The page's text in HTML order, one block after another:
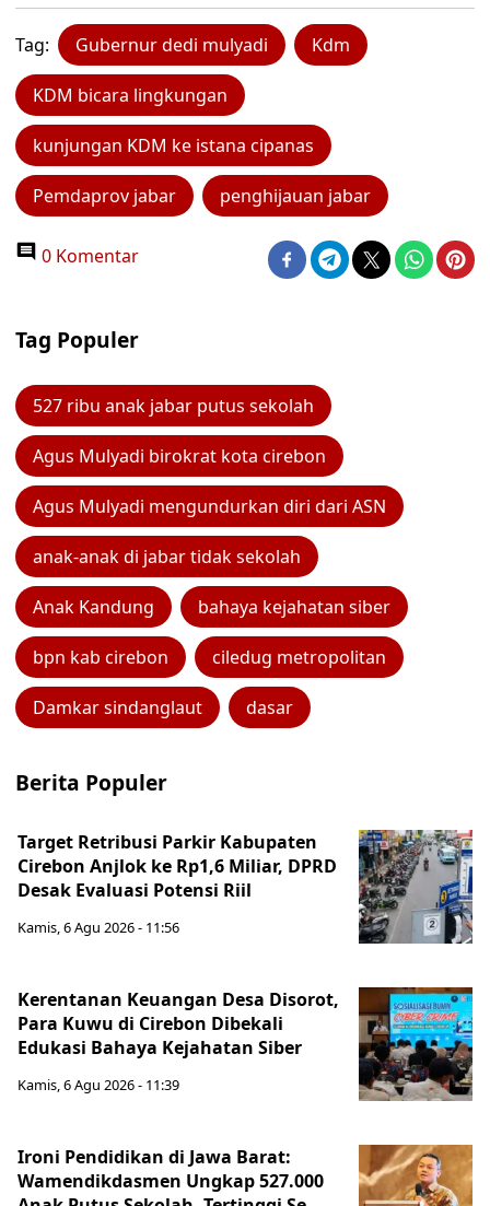
Tag: Gubernur dedi mulyadi Kdm
KDM bicara lingkungan
kunjungan KDM ke istana cipanas
Pemdaprov jabar penghijauan jabar
0 Komentar
Tag Populer
527 ribu anak jabar putus sekolah
Agus Mulyadi birokrat kota cirebon
Agus Mulyadi mengundurkan diri dari ASN
anak-anak di jabar tidak sekolah
Anak Kandung bahaya kejahatan siber
bpn kab cirebon ciledug metropolitan
Damkar sindanglaut dasar
Berita Populer
Target Retribusi Parkir Kabupaten
Cirebon Anjlok ke Rp1,6 Miliar, DPRD
Desak Evaluasi Potensi Riil
Kamis, 6 Agu 2026 - 11:56
Kerentanan Keuangan Desa Disorot,
Para Kuwu di Cirebon Dibekali
Edukasi Bahaya Kejahatan Siber
Kamis, 6 Agu 2026 - 11:39
Ironi Pendidikan di Jawa Barat:
Wamendikdasmen Ungkap 527.000